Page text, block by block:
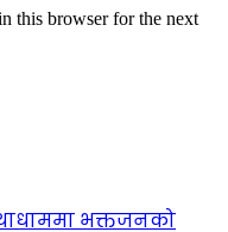
this browser for the next
भक्तजनको